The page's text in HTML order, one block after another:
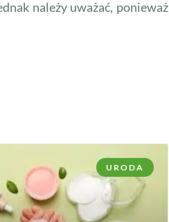
należy uważać, ponieważ
URODA